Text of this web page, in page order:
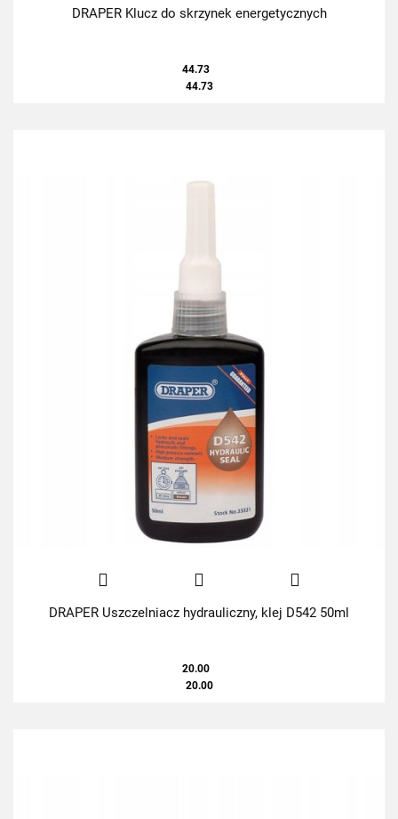
DRAPER Klucz do skrzynek energetycznych
44.73
44.73
DRAPER Uszczelniacz hydrauliczny, klej D542 50ml
20.00
20.00